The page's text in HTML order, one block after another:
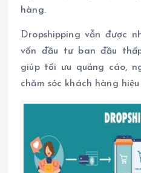
hàng.
Dropshipping vẫn được
vốn đầu tư ban đầu
giúp tối ưu quảng cáo,
chăm sóc khách hàng